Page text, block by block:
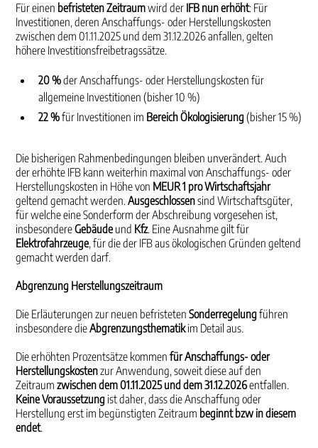
Für einen befristeten Zeitraumwird der IFB nun erhöht: Für
Investitionen, deren Anschaffungs- oder Herstellungskosten
zwischen dem 01.11.2025 und dem 31.12.2026 anfallen, gelten
höhere Investitionsfreibetragssätze.
20 %der Anschaffungs- oder Herstellungskosten für
allgemeine Investitionen (bisher 10 %)
22 %für Investitionen im Bereich Ökologisierung (bisher 15 %)
Die bisherigen Rahmenbedingungen bleiben unverändert. Auch
der erhöhte IFB kann weiterhin maximal von Anschaffungs- oder
Herstellungskosten in Höhe von MEUR 1 pro Wirtschaftsjahr
geltend gemacht werden.Ausgeschlossensind Wirtschaftsgüter,
für welche eine Sonderform der Abschreibung vorgesehen ist,
insbesondereGebäude und Kfz. Eine Ausnahme gilt für
Elektrofahrzeuge, für die der IFB aus ökologischen Gründen geltend
gemacht werden darf.
Abgrenzung Herstellungszeitraum
Die Erläuterungen zur neuen befristetenSonderregelungführen
insbesondere dieAbgrenzungsthematikim Detail aus.
Die erhöhten Prozentsätze kommenfür Anschaffungs- oder
Herstellungskostenzur Anwendung, soweit diese auf den
Zeitraumzwischen dem 01.11.2025 und dem 31.12.2026entfallen.
Keine Voraussetzung ist daher, dass die Anschaffung oder
Herstellung erst im begünstigten Zeitraum beginnt bzw in diesem
endet.